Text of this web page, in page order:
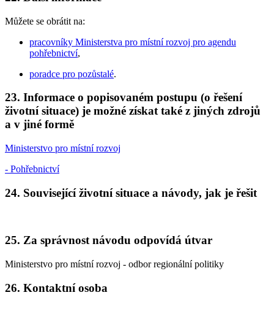
Můžete se obrátit na:
pracovníky Ministerstva pro místní rozvoj pro agendu
pohřebnictví,
poradce pro pozůstalé.
23. Informace o popisovaném postupu (o řešení
životní situace) je možné získat také z jiných zdrojů
a v jiné formě
Ministerstvo pro místní rozvoj
- Pohřebnictví
24. Související životní situace a návody, jak je řešit
25. Za správnost návodu odpovídá útvar
Ministerstvo pro místní rozvoj - odbor regionální politiky
26. Kontaktní osoba